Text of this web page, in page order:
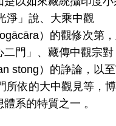
淨」說、大乘中觀
）的觀修次第
門」、藏傳中觀宗對
stong）的諍論，以
所依的大中觀見等，
系的特質之一 。